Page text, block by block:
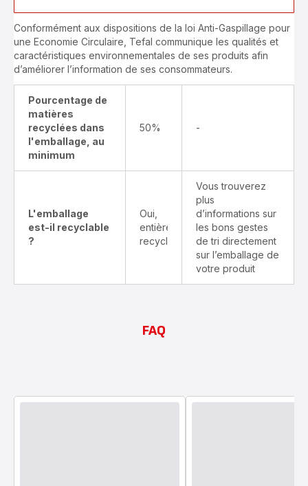
Conformément aux dispositions de la loi Anti-Gaspillage pour
une Economie Circulaire, Tefal communique les qualités et
caractéristiques environnementales de ses produits afin
d’améliorer l’information de ses consommateurs.
Pourcentage de
matières
recyclées dans
l'emballage, au
minimum
50% -
L'emballage
est-il recyclable
?
Oui,
entièrement
recyclable
Vous trouverez
plus
d’informations sur
les bons gestes
de tri directement
sur l’emballage de
votre produit
FAQ